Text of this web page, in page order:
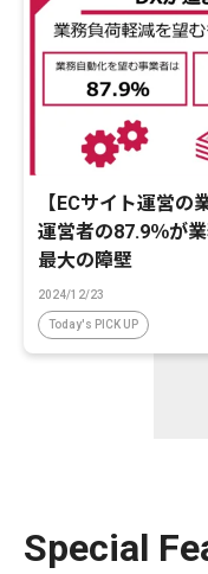
【ECサイト運営
運営者の87.9％が
最大の障壁
2024/12/23
Today's PICK UP
Special